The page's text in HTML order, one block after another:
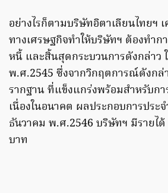
อย่างไรก็ตามบริษัทอิตาเลียนไทยฯ
ทางเศรษฐกิจทำให้บริษัทฯ ต้องทำก
หนี้ และสิ้นสุดกระบวนการดังกล่าว
พ.ศ.2545 ซึ่งจากวิกฤตการณ์ดังกล่
รากฐาน ที่แข็งแกร่งพร้อมสำหรับกา
เนื่องในอนาคต ผลประกอบการปร
ธันวาคม พ.ศ.2546 บริษัทฯ มีรายไ
บาท